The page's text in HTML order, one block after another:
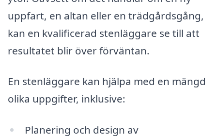
uppfart, en altan eller en trädgårdsgång,
kan en kvalificerad stenläggare se till att
resultatet blir över förväntan.
En stenläggare kan hjälpa med en mängd
olika uppgifter, inklusive:
Planering och design av